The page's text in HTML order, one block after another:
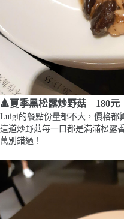
🔺夏季黑松露炒野菇 180元
Luigi的餐點份量都不大，價格都
這道炒野菇每一口都是滿滿松露
萬別錯過！